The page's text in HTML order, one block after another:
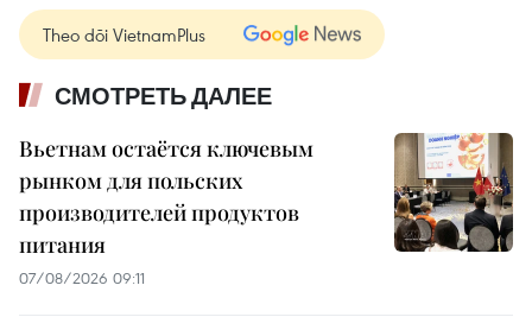
Theo dõi VietnamPlus
СМОТРЕТЬ ДАЛЕЕ
Вьетнам остаётся ключевым
рынком для польских
производителей продуктов
питания
07/08/2026 09:11